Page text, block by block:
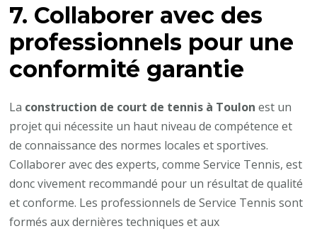
7. Collaborer avec des
professionnels pour une
conformité garantie
La construction de court de tennis à Toulon est un
projet qui nécessite un haut niveau de compétence et
de connaissance des normes locales et sportives.
Collaborer avec des experts, comme Service Tennis, est
donc vivement recommandé pour un résultat de qualité
et conforme. Les professionnels de Service Tennis sont
formés aux dernières techniques et aux